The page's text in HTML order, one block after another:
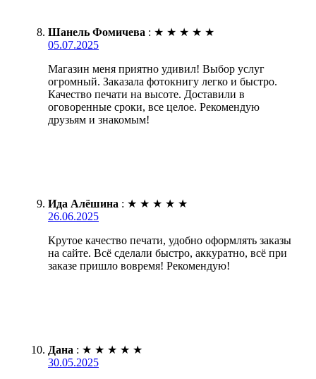
Шанель Фомичева : ★ ★ ★ ★ ★
05.07.2025
Магазин меня приятно удивил! Выбор услуг
огромный. Заказала фотокнигу легко и быстро.
Качество печати на высоте. Доставили в
оговоренные сроки, все целое. Рекомендую
друзьям и знакомым!
Ида Алёшина : ★ ★ ★ ★ ★
26.06.2025
Крутое качество печати, удобно оформлять заказы
на сайте. Всё сделали быстро, аккуратно, всё при
заказе пришло вовремя! Рекомендую!
Дана : ★ ★ ★ ★ ★
30.05.2025